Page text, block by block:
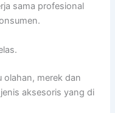
sama profesional
olahan, merek dan
aksesoris yang di